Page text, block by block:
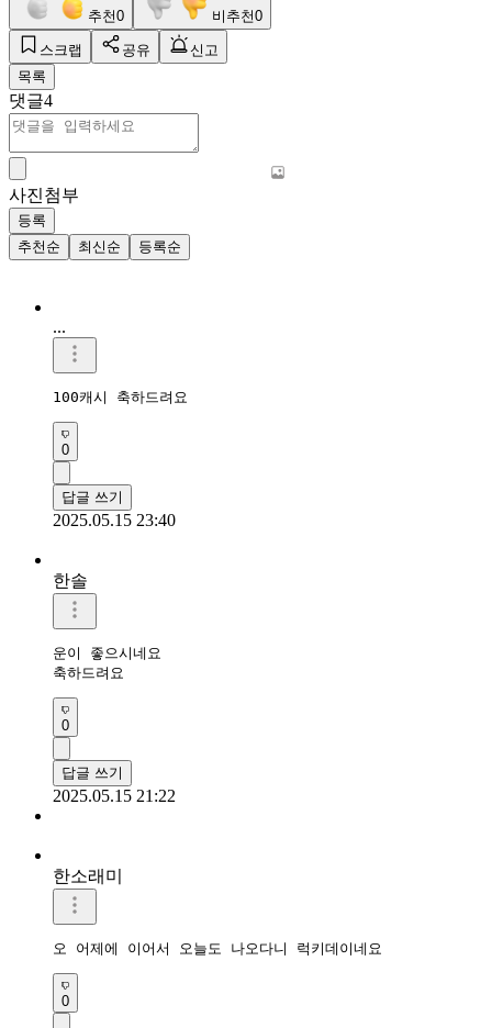
추천0 비추천0
스크랩 공유
신고
목록
댓글4
사진첨부
등록
추천순
최신순 등록순
...
100캐시 축하드려요
0
답글 쓰기
2025.05.15 23:40
한솔
운이 좋으시네요
축하드려요
0
답글 쓰기
2025.05.15 21:22
한소래미
오 어제에 이어서 오늘도 나오다니 럭키데이네요
0